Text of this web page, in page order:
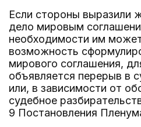
Если стороны выразили
дело мировым
необходимости им
возможность
мирового соглашения,
объявляется перерыв в
или, в зависимости от
судебное
9 Постановления